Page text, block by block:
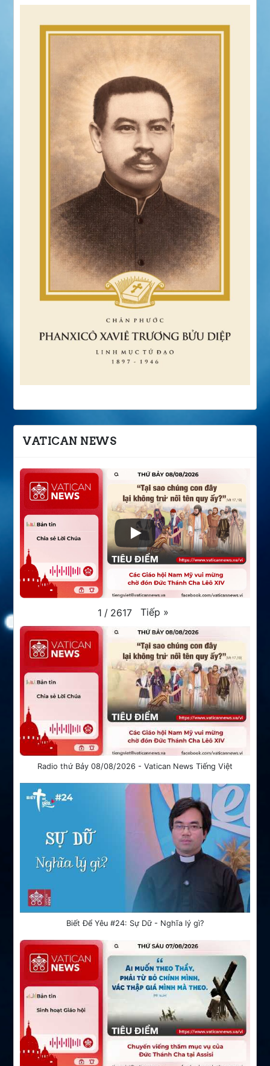
VATICAN NEWS
1 / 2617 Tiếp »
Radio thứ Bảy 08/08/2026 - Vatican News Tiếng Việt
Biết Để Yêu #24: Sự Dữ - Nghĩa lý gì?